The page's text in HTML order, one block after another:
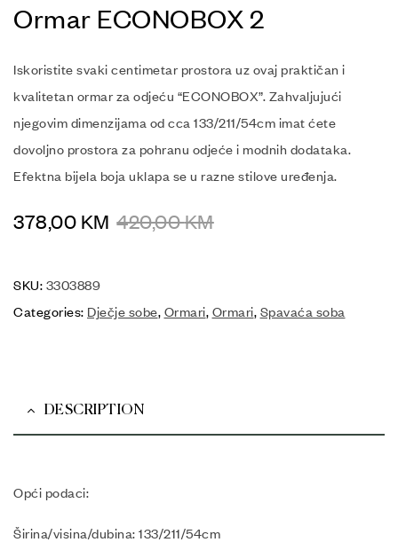
Ormar ECONOBOX 2
Iskoristite svaki centimetar prostora uz ovaj praktičan i
kvalitetan ormar za odjeću “ECONOBOX”. Zahvaljujući
njegovim dimenzijama od cca 133/211/54cm imat ćete
dovoljno prostora za pohranu odjeće i modnih dodataka.
Efektna bijela boja uklapa se u razne stilove uređenja.
420,00KM
378,00 KM
SKU: 3303889
Categories: Dječje sobe, Ormari, Ormari, Spavaća soba
DESCRIPTION
Opći podaci:
Širina/visina/dubina: 133/211/54cm